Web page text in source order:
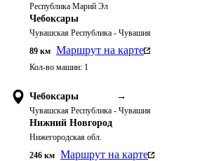
Республика Марий Эл
Чебоксары
Чувашская Республика - Чувашия
89 км Маршрут на карте
Кол-во машин: 1
Чебоксары →
Чувашская Республика - Чувашия
Нижний Новгород
Нижегородская обл.
246 км Маршрут на карте